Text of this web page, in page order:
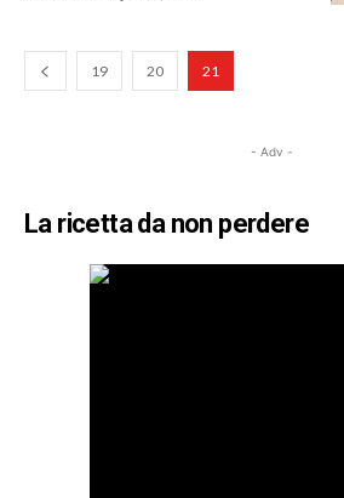
19 20 21
- Adv -
La ricetta da non perdere